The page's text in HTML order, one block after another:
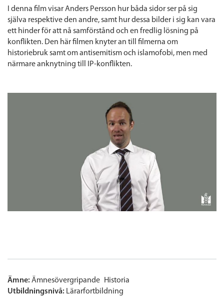
I denna film visar Anders Persson hur båda sidor ser på sig
själva respektive den andre, samt hur dessa bilder i sig kan vara
ett hinder för att nå samförstånd och en fredlig lösning på
konflikten. Den här filmen knyter an till filmerna om
historiebruk samt om antisemitism och islamofobi, men med
närmare anknytning till IP-konflikten.
Ämne: Ämnesövergripande
Historia
Utbildningsnivå: Lärarfortbildning